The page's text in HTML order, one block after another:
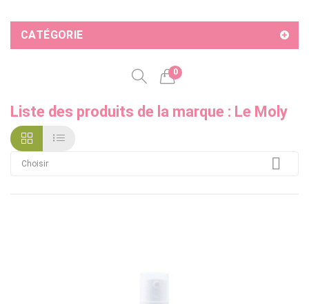
CATÉGORIE
0
Liste des produits de la marque : Le Moly
Choisir 